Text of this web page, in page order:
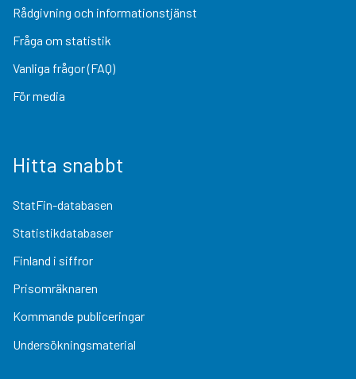
Rådgivning och informationstjänst
Fråga om statistik
Vanliga frågor (FAQ)
För media
Hitta snabbt
StatFin-databasen
Statistikdatabaser
Finland i siffror
Prisomräknaren
Kommande publiceringar
Undersökningsmaterial